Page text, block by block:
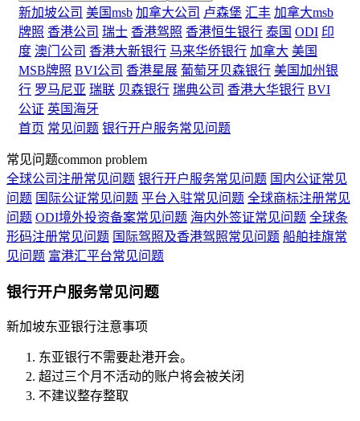
新加坡公司 美国msb 加拿大公司 卢森堡 汇丰 加拿大msb
牌照 香港公司 瑞士 香港驾照 香港恒生银行 泰国 ODI 印
度 澳门公司 香港大新银行 马来华侨银行 加拿大 美国
MSB牌照 BVI公司 香港星展 葡萄牙贝森银行 美国加州银
行 罗马尼亚 瑞联 贝森银行 瑞典公司 香港大华银行 BVI
公证 英国海牙
首页 常见问题 银行开户服务常见问题
常见问题common problem
全球公司注册常见问题 银行开户服务常见问题 国内公证常见
问题 国际公证常见问题 平台入驻常见问题 全球商标注册常见
问题 ODI境外投资备案常见问题 海内外签证常见问题 全球条
形码注册常见问题 国际驾照及香港驾照常见问题 船舶挂旗常
见问题 富港汇平台常见问题
银行开户服务常见问题
新加坡东亚银行注意事项
东亚银行不需要赴港开会。
超过三个月不活动的账户将会被关闭
不建议整存整取